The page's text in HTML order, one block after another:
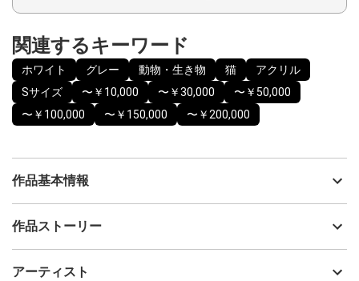
関連するキーワード
ホワイト グレー 動物・生き物 猫
アクリル
Sサイズ
〜￥10,000 〜￥30,000
〜￥50,000
〜￥100,000
〜￥150,000 〜￥200,000
作品基本情報
出品者
制作年
作品ストーリー
ねと奔放に踊るねこ。４匹か、はたまた分身か。一見無表情にも
アーティスト